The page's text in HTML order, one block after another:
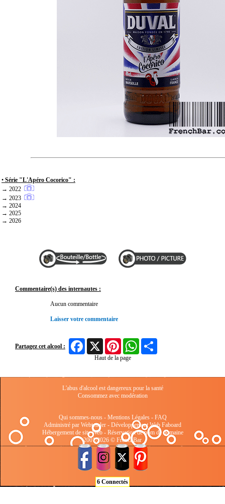
• Série "L'Apéro Cocorico" :
→ 2022
→ 2023
→ 2024
→ 2025
→ 2026
Commentaire(s) des internautes :
Aucun commentaire
Laisser votre commentaire
Partagez cet alcool :
FacebookX Pinterest WhatsApp
Haut de la page
L'abus d'alcool est dangereux pour la santé
Consommez avec modération
Qui sommes-nous- Mentions Légales- FAQ
Administré par Webtender - Développement Web Faboard
Hébergement de site Web- Réservation de nom de domaine
2001/2026 © FrenchBar
6 Connectés